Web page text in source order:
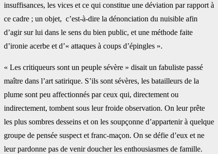
insuffisances, les vices et ce qui constitue une déviation par rapport à
ce cadre ; un objet, c’est-à-dire la dénonciation du nuisible afin
d’agir sur lui dans le sens du bien public, et une méthode faite
d’ironie acerbe et d’« attaques à coups d’épingles ».
« Les critiqueurs sont un peuple sévère » disait un fabuliste passé
maître dans l’art satirique. S’ils sont sévères, les batailleurs de la
plume sont peu affectionnés par ceux qui, directement ou
indirectement, tombent sous leur froide observation. On leur prête
les plus sombres desseins et on les soupçonne d’appartenir à quelque
groupe de pensée suspect et franc-maçon. On se défie d’eux et ne
leur pardonne pas de venir doucher les enthousiasmes de famille.